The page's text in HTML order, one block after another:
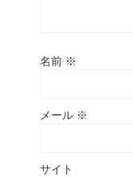
名前 ※
メール ※
サイト